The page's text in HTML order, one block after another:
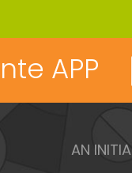
APP
AN